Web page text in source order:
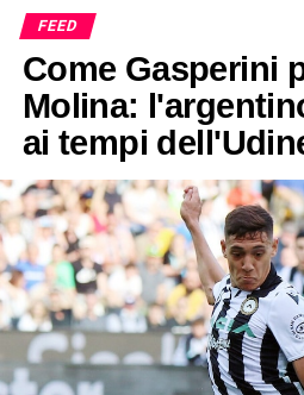
FEED
Come Gasperini
Molina:
ai tempi